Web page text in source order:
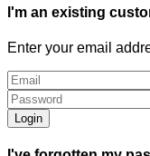
I'm an existing
Enter your email
Login